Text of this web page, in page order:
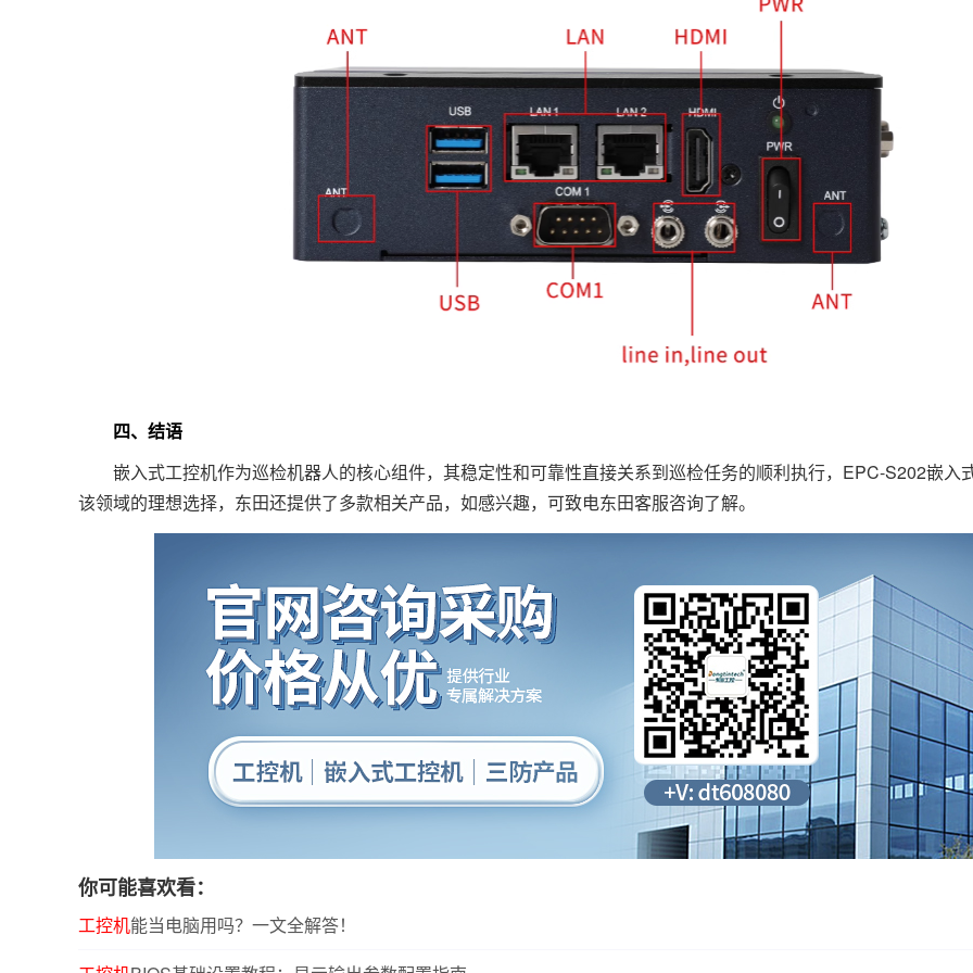
四、结语
嵌入式工控机作为巡检机器人的核心组件，其稳定性和可靠性直接关系到巡检任务的顺利执行，EPC-S202嵌入
该领域的理想选择，东田还提供了多款相关产品，如感兴趣，可致电东田客服咨询了解。
你可能喜欢看：
工控机能当电脑用吗？一文全解答！